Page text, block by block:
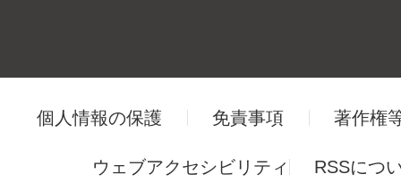
個人情報の保護 免責事項 著作権
ウェブアクセシビリティ RSSにつ